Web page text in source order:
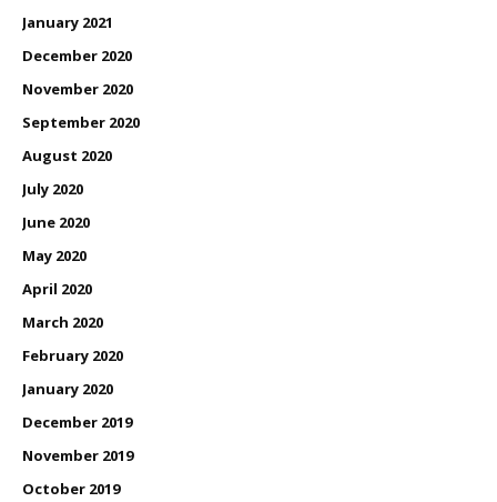
January 2021
December 2020
November 2020
September 2020
August 2020
July 2020
June 2020
May 2020
April 2020
March 2020
February 2020
January 2020
December 2019
November 2019
October 2019